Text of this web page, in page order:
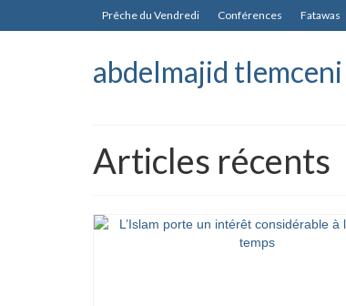
Prêche du Vendredi Conférences Fatawas
abdelmajid tlemceni
Articles récents